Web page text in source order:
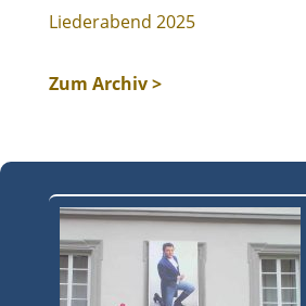
Liederabend 2025
Zum Archiv >